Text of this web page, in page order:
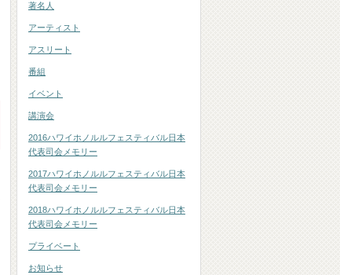
著名人
アーティスト
アスリート
番組
イベント
講演会
2016ハワイホノルルフェスティバル日本
代表司会メモリー
2017ハワイホノルルフェスティバル日本
代表司会メモリー
2018ハワイホノルルフェスティバル日本
代表司会メモリー
プライベート
お知らせ